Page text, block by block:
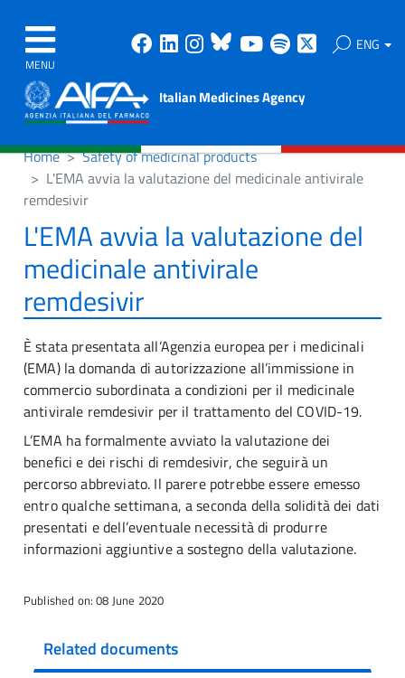
MENU
Facebook
Linkedin
Instagram
Bluesky
Youtube
Spotify ENG
Italian Medicines Agency
Home
Safety of medicinal products
L'EMA avvia la valutazione del medicinale antivirale
remdesivir
L'EMA avvia la valutazione del
medicinale antivirale
remdesivir
È stata presentata all’Agenzia europea per i medicinali
(EMA) la domanda di autorizzazione all’immissione in
commercio subordinata a condizioni per il medicinale
antivirale remdesivir per il trattamento del COVID-19.
L’EMA ha formalmente avviato la valutazione dei
benefici e dei rischi di remdesivir, che seguirà un
percorso abbreviato. Il parere potrebbe essere emesso
entro qualche settimana, a seconda della solidità dei dati
presentati e dell’eventuale necessità di produrre
informazioni aggiuntive a sostegno della valutazione.
Published on: 08 June 2020
Related documents